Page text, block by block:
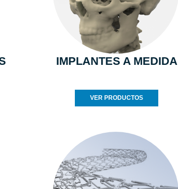
IMPLANTES A MEDIDA
VER PRODUCTOS